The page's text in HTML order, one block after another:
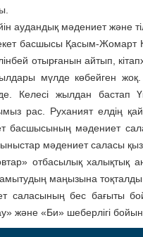
аудандық мәдениет және
басшысы Қасым-Жомарт
отырғанын айтып,
мүлде көбейген жоқ.
Келесі жылдан бастап
рас. Руханият елдің
басшысының мәдениет
мәдениет саласы
отбасылық халықтық
маңызына тоқталды.
саласының бес бағыты
және «Би» шеберлігі